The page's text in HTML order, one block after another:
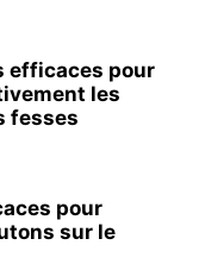
efficaces pour
les
fesses
pour
sur le